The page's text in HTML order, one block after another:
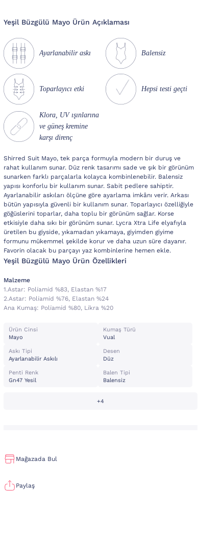
Yeşil Büzgülü Mayo Ürün Açıklaması
Ayarlanabilir askı Balensiz
Toparlayıcı etki Hepsi testi geçti
Klora, UV ışınlarına
ve güneş kremine
karşı direnç
Shirred Suit Mayo, tek parça formuyla modern bir duruş ve
rahat kullanım sunar. Düz renk tasarımı sade ve şık bir görünüm
sunarken farklı parçalarla kolayca kombinlenebilir. Balensiz
yapısı konforlu bir kullanım sunar. Sabit pedlere sahiptir.
Ayarlanabilir askıları ölçüne göre ayarlama imkânı verir. Arkası
bütün yapısıyla güvenli bir kullanım sunar. Toparlayıcı özelliğiyle
göğüslerini toparlar, daha toplu bir görünüm sağlar. Korse
etkisiyle daha sıkı bir görünüm sunar. Lycra Xtra Life elyafıyla
üretilen bu giyside, yıkamadan yıkamaya, giyimden giyime
formunu mükemmel şekilde korur ve daha uzun süre dayanır.
Favorin olacak bu parçayı yaz kombinlerine hemen ekle.
Yeşil Büzgülü Mayo Ürün Özellikleri
Malzeme
1.astar: Poli̇ami̇d %83, Elastan %17
2.astar: Poli̇ami̇d %76, Elastan %24
Ana Kumaş: Poli̇ami̇d %80, Li̇kra %20
Ürün Cinsi
Mayo
Kumaş Türü
Vual
Askı Tipi
Ayarlanabilir Askılı
Desen
Düz
Penti Renk
Gn47 Yesil
Balen Tipi
Balensiz
+4
Mağazada Bul
Paylaş